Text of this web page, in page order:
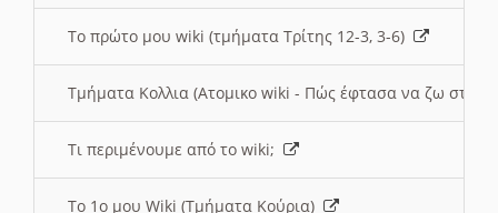
Το πρώτο μου wiki (τμήματα Τρίτης 12-3, 3-6)
Τμήματα Κολλια (Ατομικο wiki - Πώς έφτασα να ζω στην
Τι περιμένουμε από το wiki;
Το 1ο μου Wiki (Τμήματα Κούρια)